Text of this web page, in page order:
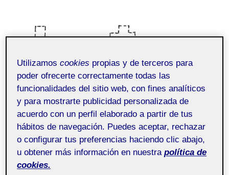
Material utilizado: Rotring
LÍMITE como el fin de una vía
Utilizamoscookies propias y de terceros para
poder ofrecerte correctamente todas las
funcionalidades del sitio web, con fines analíticos
y para mostrarte publicidad personalizada de
acuerdo con un perfil elaborado a partir de tus
hábitos de navegación. Puedes aceptar, rechazar
o configurar tus preferencias haciendo clic abajo,
u obtener más información en nuestra política de
cookies.